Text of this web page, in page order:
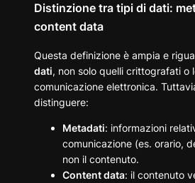
Distinzione tra tipi di dati:
content data
Questa definizione è ampia e
dati, non solo quelli crittografati o
comunicazione elettronica.
distinguere:
Metadati: informazioni
comunicazione (es. orario,
non il contenuto.
Content data: il contenuto